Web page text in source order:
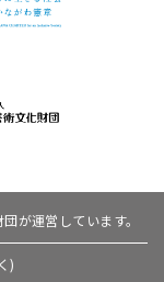
が運営しています。
)